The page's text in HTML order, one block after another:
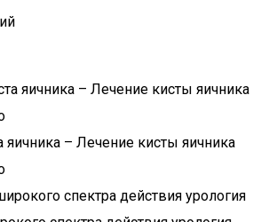
яичника – Лечение кисты яичника